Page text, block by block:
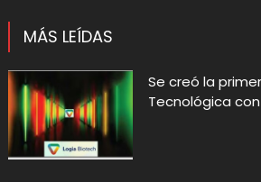
MÁS LEÍDAS
Se creó la
Tecnológica con